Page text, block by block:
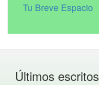
Tu Breve Espacio
Últimos escritos